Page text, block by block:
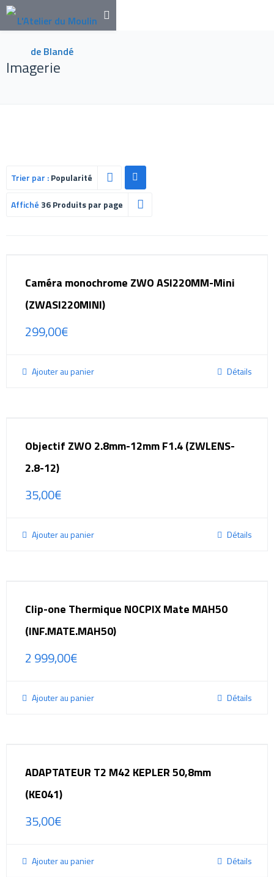
Imagerie
Trier par :Popularité
Affiché 36 Produits par page
Caméra monochrome ZWO ASI220MM-Mini
(ZWASI220MINI)
299,00€
Ajouter au panier Détails
Objectif ZWO 2.8mm-12mm F1.4 (ZWLENS-
2.8-12)
35,00€
Ajouter au panier Détails
Clip-one Thermique NOCPIX Mate MAH50
(INF.MATE.MAH50)
2 999,00€
Ajouter au panier Détails
ADAPTATEUR T2 M42 KEPLER 50,8mm
(KE041)
35,00€
Ajouter au panier Détails